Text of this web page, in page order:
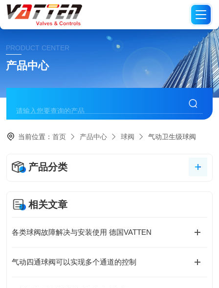
PRODUCT CENTER
产品中心
当前位置：首页 产品中心 球阀 气动卫生级球阀
产品分类
相关文章
各类球阀故障解决与安装使用 德国VATTEN
气动四通球阀可以实现多个通道的控制